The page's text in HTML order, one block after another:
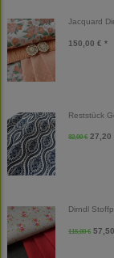
Jacquard
150,00 € *
Reststück
32,00 € 27,20
Dirndl
115,00 €